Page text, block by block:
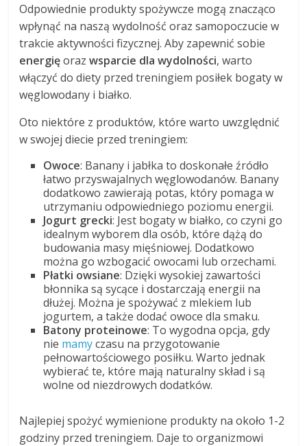
Odpowiednie produkty spożywcze mogą znacząco
wpłynąć na naszą wydolność oraz samopoczucie w
trakcie aktywności fizycznej. Aby zapewnić sobie
energięorazwsparcie dla wydolności, warto
włączyć do diety przed treningiem posiłek bogaty w
węglowodany i białko.
Oto niektóre z produktów, które warto uwzględnić
w swojej diecie przed treningiem:
Owoce: Banany i jabłka to doskonałe źródło
łatwo przyswajalnych węglowodanów. Banany
dodatkowo zawierają potas, który pomaga w
utrzymaniu odpowiedniego poziomu energii.
Jogurt grecki: Jest bogaty w białko, co czyni go
idealnym wyborem dla osób, które dążą do
budowania masy mięśniowej. Dodatkowo
można go wzbogacić owocami lub orzechami.
Płatki owsiane: Dzięki wysokiej zawartości
błonnika są sycące i dostarczają energii na
dłużej. Można je spożywać z mlekiem lub
jogurtem, a także dodać owoce dla smaku.
Batony proteinowe: To wygodna opcja, gdy
nie mamyczasu na przygotowanie
pełnowartościowego posiłku. Warto jednak
wybierać te, które mają naturalny skład i są
wolne od niezdrowych dodatków.
Najlepiej spożyć wymienione produkty na około 1-2
godziny przed treningiem. Daje to organizmowi